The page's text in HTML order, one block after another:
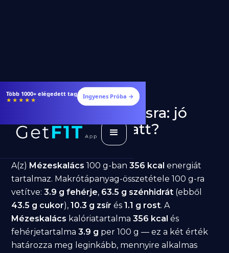
Több 1000+ elégedett tag
★★★★★ Ingyenes Próba →
Mézeskalács fogyásra: jó
választás diéta alatt?
A(z) Mézeskalács 100 g-ban356 kcal energiát
tartalmaz. Makrótápanyag-összetétele 100 g-ra
vetítve:3.9 g fehérje, 63.5 g szénhidrát (ebből
43.5 g cukor),10.3 g zsír és1.1 g rost. A
Mézeskalács kalóriatartalma356 kcal és
fehérjetartalma3.9 g per 100 g — ez a két érték
határozza meg leginkább, mennyire alkalmas